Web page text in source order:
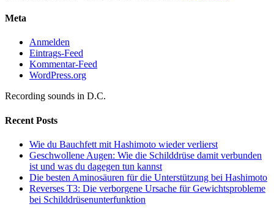
Meta
Anmelden
Eintrags-Feed
Kommentar-Feed
WordPress.org
Recording sounds in D.C.
Recent Posts
Wie du Bauchfett mit Hashimoto wieder verlierst
Geschwollene Augen: Wie die Schilddrüse damit verbunden
ist und was du dagegen tun kannst
Die besten Aminosäuren für die Unterstützung bei Hashimoto
Reverses T3: Die verborgene Ursache für Gewichtsprobleme
bei Schilddrüsenunterfunktion